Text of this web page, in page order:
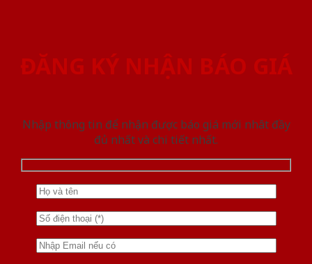
ĐĂNG KÝ NHẬN BÁO GIÁ
Nhập thông tin để nhận được báo giá mới nhât đầy
đủ nhất và chi tiết nhất.